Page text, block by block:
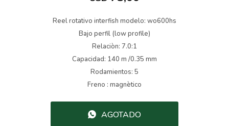
Reel rotativo interfish modelo: wo600hs
Bajo perfil (low profile)
Relaciòn: 7.0:1
Capacidad: 140 m /0.35 mm
Rodamientos: 5
Freno : magnètico
AGOTADO